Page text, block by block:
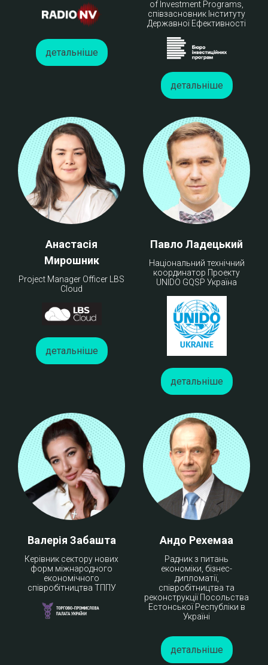
детальніше
of Investment Programs,
співзасновник Інституту
Державної Ефективності
детальніше
Анастасія
Мирошник
Project Manager Officer LBS
Cloud
детальніше
Павло Ладецький
Національний технічний
координатор Проекту
UNIDO GQSP Україна
детальніше
Валерія Забашта
Керівник сектору нових
форм міжнародного
економічного
співробітництва ТППУ
Андо Рехемаа
Радник з питань
економіки, бізнес-
дипломатії,
співробітництва та
реконструкції Посольства
Естонської Республіки в
Україні
детальніше